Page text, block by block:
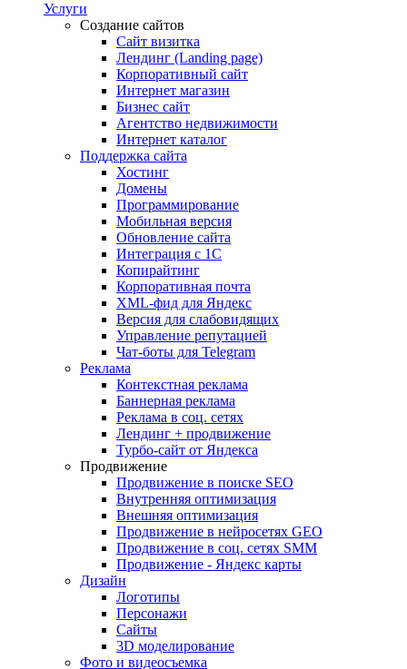
Услуги
Создание сайтов
Сайт визитка
Лендинг (Landing page)
Корпоративный сайт
Интернет магазин
Бизнес сайт
Агентство недвижимости
Интернет каталог
Поддержка сайта
Хостинг
Домены
Программирование
Мобильная версия
Обновление сайта
Интеграция с 1С
Копирайтинг
Корпоративная почта
XML-фид для Яндекс
Версия для слабовидящих
Управление репутацией
Чат-боты для Telegram
Реклама
Контекстная реклама
Баннерная реклама
Реклама в соц. сетях
Лендинг + продвижение
Турбо-сайт от Яндекса
Продвижение
Продвижение в поиске SEO
Внутренняя оптимизация
Внешняя оптимизация
Продвижение в нейросетях GEO
Продвижение в соц. сетях SMM
Продвижение - Яндекс карты
Дизайн
Логотипы
Персонажи
Сайты
3D моделирование
Фото и видеосъемка